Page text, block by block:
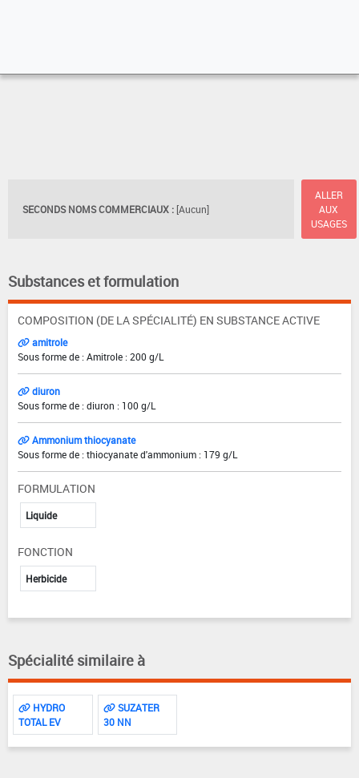
SECONDS NOMS COMMERCIAUX : [Aucun]
ALLER
AUX
USAGES
Substances et formulation
COMPOSITION (DE LA SPÉCIALITÉ) EN SUBSTANCE ACTIVE
amitrole
Sous forme de : Amitrole : 200 g/L
diuron
Sous forme de : diuron : 100 g/L
Ammonium thiocyanate
Sous forme de : thiocyanate d'ammonium : 179 g/L
FORMULATION
Liquide
FONCTION
Herbicide
Spécialité similaire à
HYDRO
TOTAL EV
SUZATER
30 NN